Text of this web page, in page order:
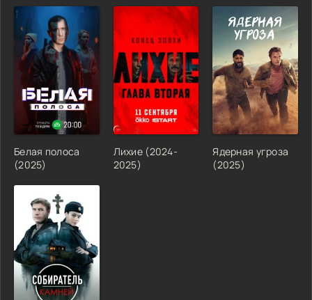
Белая полоса
(2025)
Лихие (2024-
2025)
Ядерная угроза
(2025)